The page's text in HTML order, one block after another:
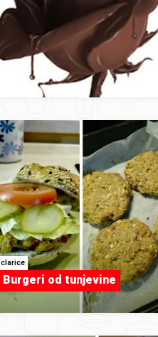
clarice
Burgeri od tunjevine